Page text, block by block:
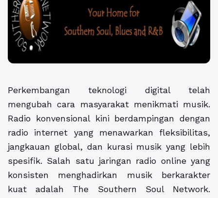
Perkembangan teknologi digital telah
mengubah cara masyarakat menikmati musik.
Radio konvensional kini berdampingan dengan
radio internet yang menawarkan fleksibilitas,
jangkauan global, dan kurasi musik yang lebih
spesifik. Salah satu jaringan radio online yang
konsisten menghadirkan musik berkarakter
kuat adalah The Southern Soul Network.